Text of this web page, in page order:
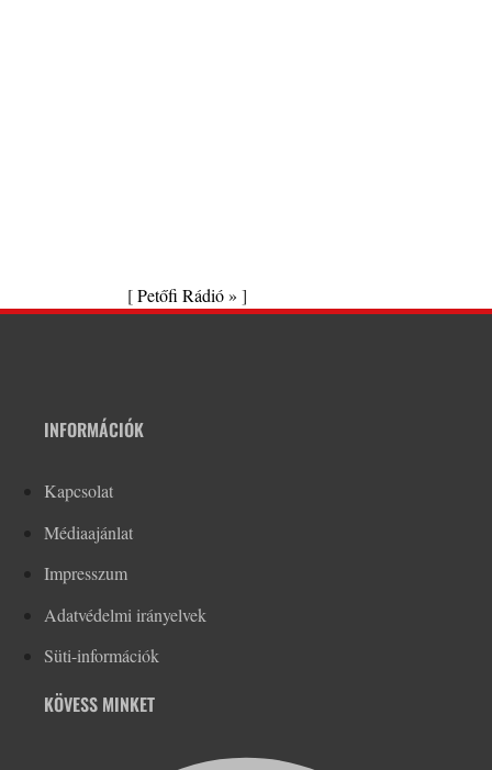
[Petőfi Rádió » ]
INFORMÁCIÓK
Kapcsolat
Médiaajánlat
Impresszum
Adatvédelmi irányelvek
Süti-információk
KÖVESS MINKET